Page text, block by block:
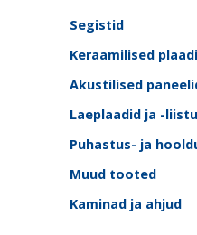
Segistid
Keraamilised
Akustilised
Laeplaadid ja -
Puhastus- ja
Muud tooted
Kaminad ja ahjud